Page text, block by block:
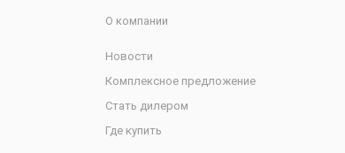
О компании
Новости
Комплексное предложение
Стать дилером
Где купить